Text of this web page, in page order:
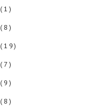
(1)
(8)
(19)
(7)
(9)
(8)